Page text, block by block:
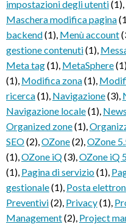
impostazioni degli utenti(1),
Maschera modifica pagina
backend(1), Menù account
gestione contenuti(1),
Meta tag(1), MetaSphere
(1), Modifica zona(1),
ricerca(1), Navigazione(3),
Navigazione locale(1),
Organized zone(1),
SEO(2),OZone(2),OZone
(1),OZone iQ(3),OZone iQ
(1), Pagina di servizio(1),
gestionale(1), Posta
Preventivi(2), Privacy(1),
Management(2), Project